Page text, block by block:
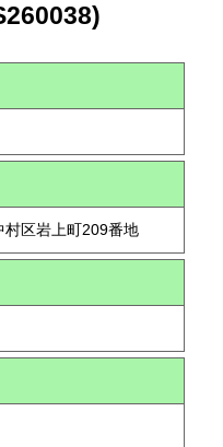
区岩上町209番地